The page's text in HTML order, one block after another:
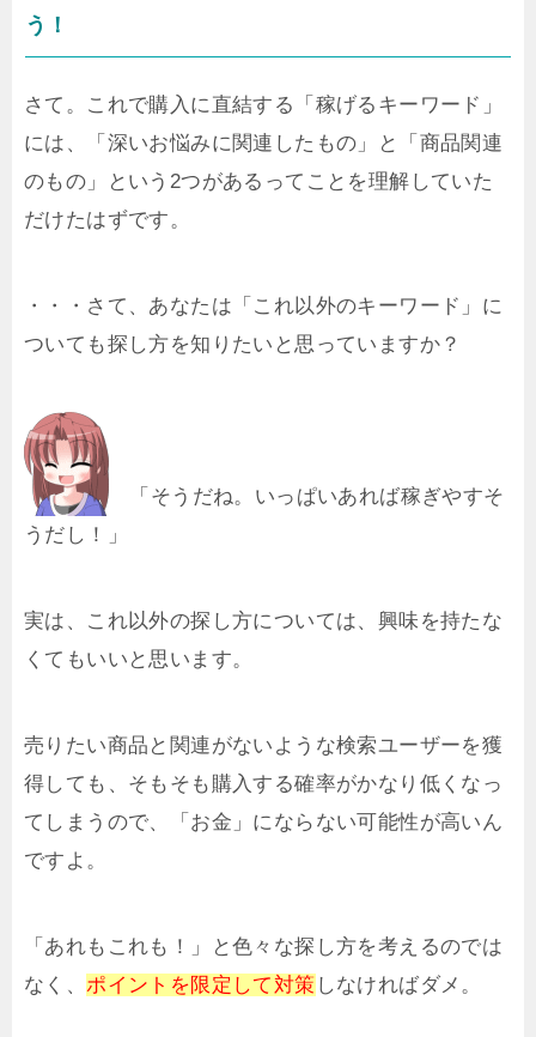
う！
さて。これで購入に直結する「稼げるキーワード」
には、「深いお悩みに関連したもの」と「商品関連
のもの」という2つがあるってことを理解していた
だけたはずです。
・・・さて、あなたは「これ以外のキーワード」に
ついても探し方を知りたいと思っていますか？
「そうだね。いっぱいあれば稼ぎやすそ
うだし！」
実は、これ以外の探し方については、興味を持たな
くてもいいと思います。
売りたい商品と関連がないような検索ユーザーを獲
得しても、そもそも購入する確率がかなり低くなっ
てしまうので、「お金」にならない可能性が高いん
ですよ。
「あれもこれも！」と色々な探し方を考えるのでは
なく、 ポイントを限定して対策 しなければダメ。